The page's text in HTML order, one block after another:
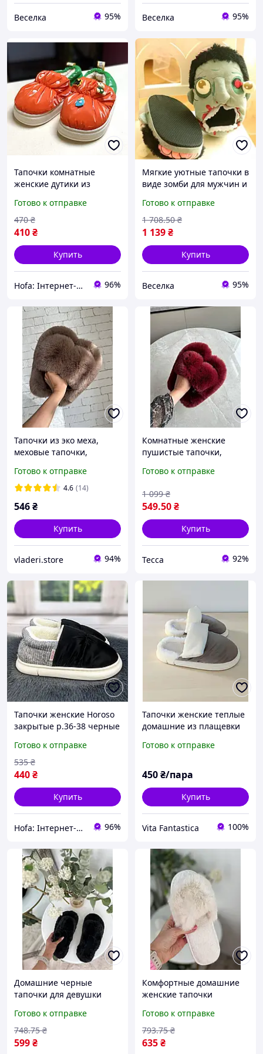
Веселка 95% Веселка 95%
Тапочки комнатные
женские дутики из
домашние тапки теплые
закрытые с задником ЭВА
подошва
Готово к отправке
410₴
470 ₴
Купить
Hofa: Інтернет-магазин обуви, одежды и товаров для дома! 96%
Мягкие уютные тапочки в
виде зомби для мужчин и
для домашнего
использования FLAME
Готово к отправке
1 139₴
1 708.50 ₴
Купить
Веселка 95%
Тапочки из эко меха,
меховые тапочки,
тапочки пухнастые,
комнатные для дома,
Готово к отправке
4.6 (14)
546₴
Купить
vladeri.store 94%
Комнатные женские
пушистые тапочки,
дома,комнатные тапочки
высокой подошве
Готово к отправке
549.50₴
1 099 ₴
Купить
Тесса 92%
Тапочки женские Horoso
закрытые р.36-38 черные
комнатные из плащевки с
текстильным задником
Готово к отправке
440₴
535 ₴
Купить
Hofa: Інтернет-магазин обуви, одежды и товаров для дома! 96%
Тапочки женские теплые
домашние из плащевки
Готово к отправке
450₴/пара
Купить
Vita Fantastica 100%
Домашние черные
тапочки для девушки
открытые тапки на меху
меховые комнатные
шлепанцы
Готово к отправке
599₴
748.75 ₴
Комфортные домашние
женские тапочки
открытые удобные
тапочки для девушки
стильные
Готово к отправке
635₴
793.75 ₴